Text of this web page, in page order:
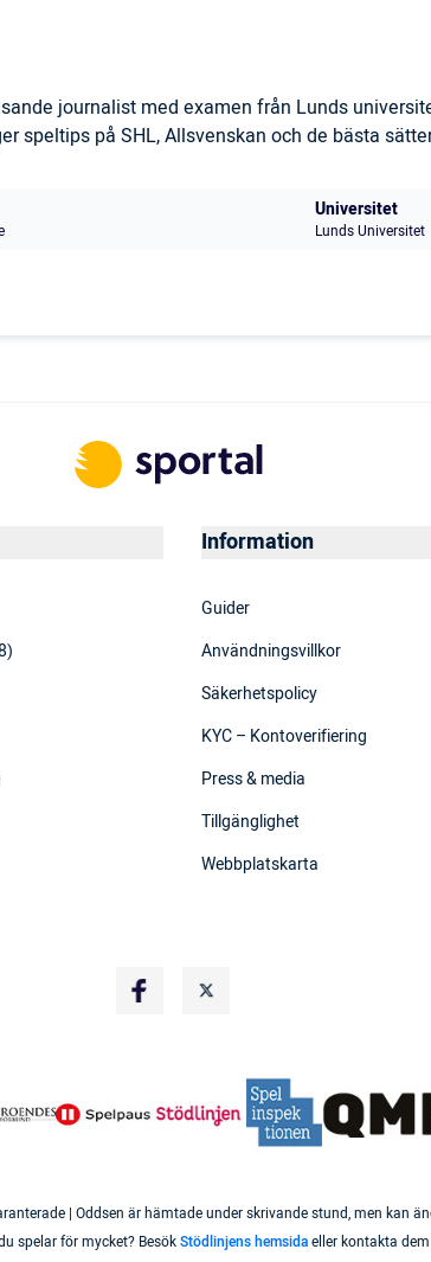
journalist med examen från Lunds
speltips på SHL, Allsvenskan och de bästa
Universitet
Lunds Universitet
Information
Guider
Användningsvillkor
Säkerhetspolicy
KYC – Kontoverifiering
Press & media
Tillgänglighet
Webbplatskarta
| Oddsen är hämtade under skrivande stund, men kan
spelar för mycket? BesökStödlinjens hemsidaeller kontakta